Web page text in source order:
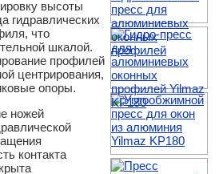
высоты
гидравлических
что
шкалой.
профилей
центрирования,
опоры.
ножей
контакта